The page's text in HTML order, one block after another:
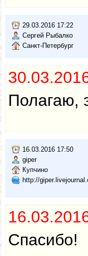
29.03.2016 17:22
Сергей Рыбалко
Санкт-Петербург
Полагаю,
16.03.2016 17:50
giper
Купчино
http://
Спасибо!